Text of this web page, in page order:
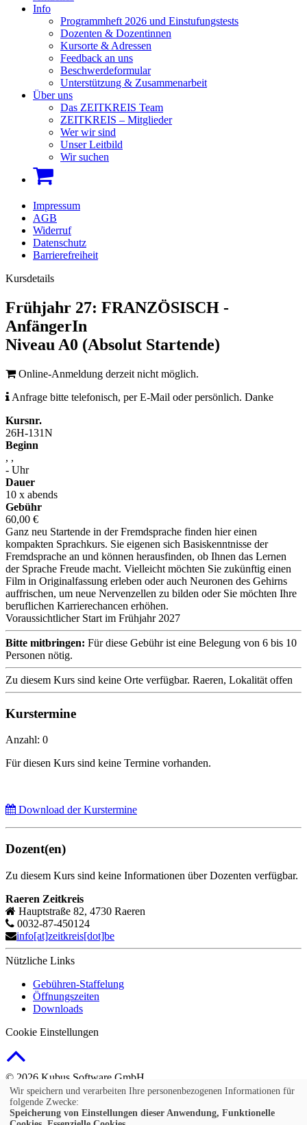
Info
Programmheft 2026 und Einstufungstests
Dozenten & Dozentinnen
Kursorte & Adressen
Feedback an uns
Beschwerdeformular
Unterstützung & Zusammenarbeit
Über uns
Das ZEITKREIS Team
ZEITKREIS – Mitglieder
Wer wir sind
Unser Leitbild
Wir suchen
Impressum
AGB
Widerruf
Datenschutz
Barrierefreiheit
Kursdetails
Frühjahr 27: FRANZÖSISCH -
AnfängerIn
Niveau A0 (Absolut Startende)
Online-Anmeldung derzeit nicht möglich.
Anfrage bitte telefonisch, per E-Mail oder persönlich. Danke
Kursnr.
26H-131N
Beginn
, ,
- Uhr
Dauer
10 x abends
Gebühr
60,00 €
Ganz neu Startende in der Fremdsprache finden hier einen
kompakten Sprachkurs. Sie eigenen sich Basiskenntnisse der
Fremdsprache an und können herausfinden, ob Ihnen das Lernen
der Sprache Freude macht. Vielleicht möchten Sie zukünftig einen
Film in Originalfassung erleben oder auch Neuronen des Gehirns
auffrischen, um neue Nervenzellen zu bilden oder Sie möchten Ihre
beruflichen Karrierechancen erhöhen.
Voraussichtlicher Start im Frühjahr 2027
Bitte mitbringen: Für diese Gebühr ist eine Belegung von 6 bis 10
Personen nötig.
Zu diesem Kurs sind keine Orte verfügbar. Raeren, Lokalität offen
Kurstermine
Anzahl: 0
Für diesen Kurs sind keine Termine vorhanden.
Download der Kurstermine
Dozent(en)
Zu diesem Kurs sind keine Informationen über Dozenten verfügbar.
Raeren Zeitkreis
Hauptstraße 82, 4730 Raeren
0032-87-450124
info[at]zeitkreis[dot]be
Nützliche Links
Gebühren-Staffelung
Öffnungszeiten
Downloads
Cookie Einstellungen
© 2026 Kubus Software GmbH
Impressum
AGB
Wir speichern und verarbeiten Ihre personenbezogenen Informationen für
folgende Zwecke:
Speicherung von Einstellungen dieser Anwendung, Funktionelle